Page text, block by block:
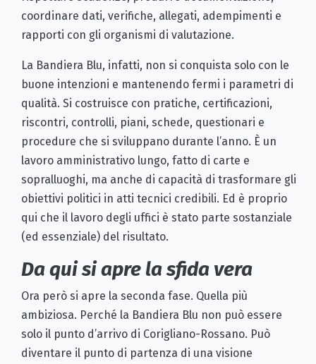
coordinare dati, verifiche, allegati, adempimenti e
rapporti con gli organismi di valutazione.
La Bandiera Blu, infatti, non si conquista solo con le
buone intenzioni e mantenendo fermi i parametri di
qualità. Si costruisce con pratiche, certificazioni,
riscontri, controlli, piani, schede, questionari e
procedure che si sviluppano durante l’anno. È un
lavoro amministrativo lungo, fatto di carte e
sopralluoghi, ma anche di capacità di trasformare gli
obiettivi politici in atti tecnici credibili. Ed è proprio
qui che il lavoro degli uffici è stato parte sostanziale
(ed essenziale) del risultato.
Da qui si apre la sfida vera
Ora però si apre la seconda fase. Quella più
ambiziosa. Perché la Bandiera Blu non può essere
solo il punto d’arrivo di Corigliano-Rossano. Può
diventare il punto di partenza di una visione